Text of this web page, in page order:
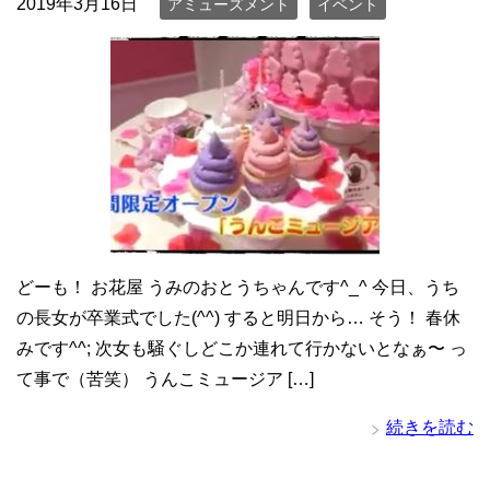
アミューズメント イベント
どーも！ お花屋 うみのおとうちゃんです^_^ 今日、うち
の長女が卒業式でした(^^) すると明日から… そう！ 春休
みです^^; 次女も騒ぐしどこか連れて行かないとなぁ〜 っ
て事で（苦笑） うんこミュージア […]
続きを読む